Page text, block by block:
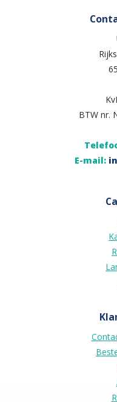
BTW nr.
E-mail: